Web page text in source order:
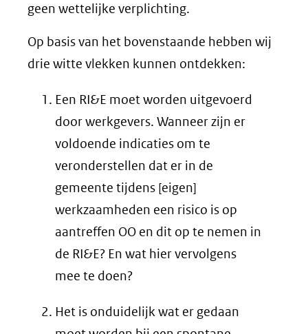
geen wettelijke verplichting.
Op basis van het bovenstaande hebben wij
drie witte vlekken kunnen ontdekken:
Een RI&E moet worden uitgevoerd
door werkgevers. Wanneer zijn er
voldoende indicaties om te
veronderstellen dat er in de
gemeente tijdens [eigen]
werkzaamheden een risico is op
aantreffen OO en dit op te nemen in
de RI&E? En wat hier vervolgens
mee te doen?
Het is onduidelijk wat er gedaan